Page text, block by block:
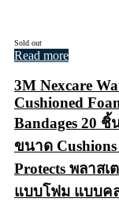
Sold out
Read more
3M Nexcare
Cushioned
Bandages 20 ชิ้
ขนาด
Protects พลาสเ
แบบโฟม แบบค